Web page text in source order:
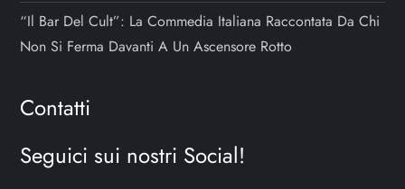
“Il Bar Del Cult”: La Commedia Italiana Raccontata Da Chi
Non Si Ferma Davanti A Un Ascensore Rotto
Contatti
Seguici sui nostri Social!